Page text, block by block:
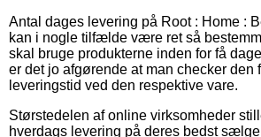
Antal dages levering på Root : Home :
kan i nogle tilfælde være ret så
skal bruge produkterne inden for få
er det jo afgørende at man checker den
leveringstid ved den respektive vare.
Størstedelen af online virksomheder
hverdags levering på deres bedst